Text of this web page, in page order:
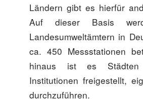
Ländern gibt es hierfür
Auf dieser Basis
Landesumweltämtern in
ca. 450 Messstationen
hinaus ist es Städten
Institutionen freigestellt,
durchzuführen.